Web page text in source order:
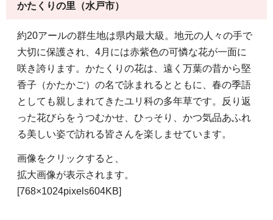
かたくりの里（水戸市）
約20アールの群生地は県内最大級。地元の人々の手で
大切に保護され、4月には赤紫色の可憐な花が一面に
咲き誇ります。かたくりの花は、遠く万葉の昔から堅
香子（かたかご）の名で詠まれるとともに、春の季語
としても親しまれてきたユリ科の多年草です。反り返
った花びらをうつむかせ、ひっそり、かつ気品あふれ
る美しい姿で訪れる皆さんを楽しませています。
画像をクリックすると、
拡大画像が表示されます。
[768×1024pixels604KB]